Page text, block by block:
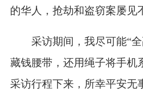
的华人，抢劫和盗窃案屡见
采访期间，我尽可能“
藏钱腰带，还用绳子将手机
采访行程下来，所幸平安无